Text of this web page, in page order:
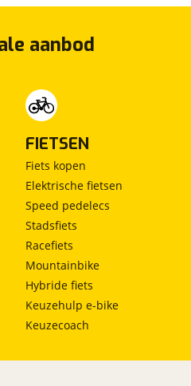
aanbod
FIETSEN
Fiets kopen
Elektrische fietsen
Speed pedelecs
Stadsfiets
Racefiets
Mountainbike
Hybride fiets
Keuzehulp e-bike
Keuzecoach